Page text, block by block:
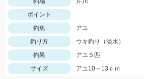
ポイント
釣魚
アユ
釣り方
ウキ釣り（淡水）
釣果
アユ５匹
サイズ
アユ10～13ｃｍ